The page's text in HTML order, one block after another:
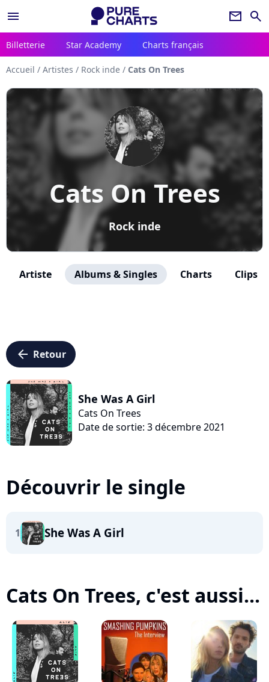
menu newsletter search
Billetterie Star Academy Charts français
Accueil / Artistes / Rock inde / Cats On Trees
Cats On Trees
Rock inde
Artiste Albums & Singles Charts Clips
arrow_left Retour
She Was A Girl
Cats On Trees
Date de sortie: 3 décembre 2021
Découvrir le single
1 She Was A Girl
Cats On Trees, c'est aussi...